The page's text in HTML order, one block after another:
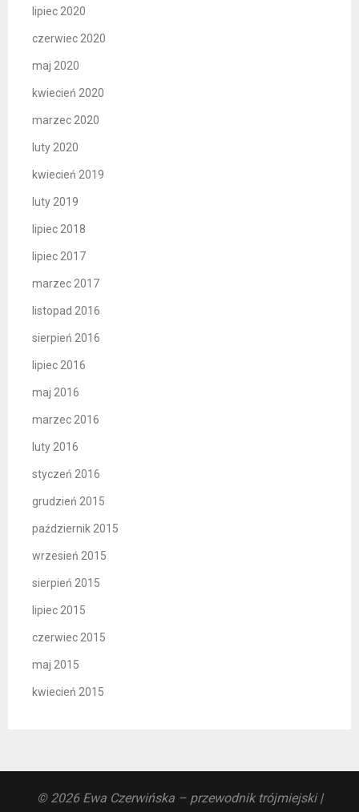
lipiec 2020
czerwiec 2020
maj 2020
kwiecień 2020
marzec 2020
luty 2020
kwiecień 2019
luty 2019
lipiec 2018
lipiec 2017
marzec 2017
listopad 2016
sierpień 2016
lipiec 2016
maj 2016
marzec 2016
luty 2016
styczeń 2016
grudzień 2015
październik 2015
wrzesień 2015
sierpień 2015
lipiec 2015
czerwiec 2015
maj 2015
kwiecień 2015
© 2026 Ewa Czerwińska – przewodnik trójmiejski|